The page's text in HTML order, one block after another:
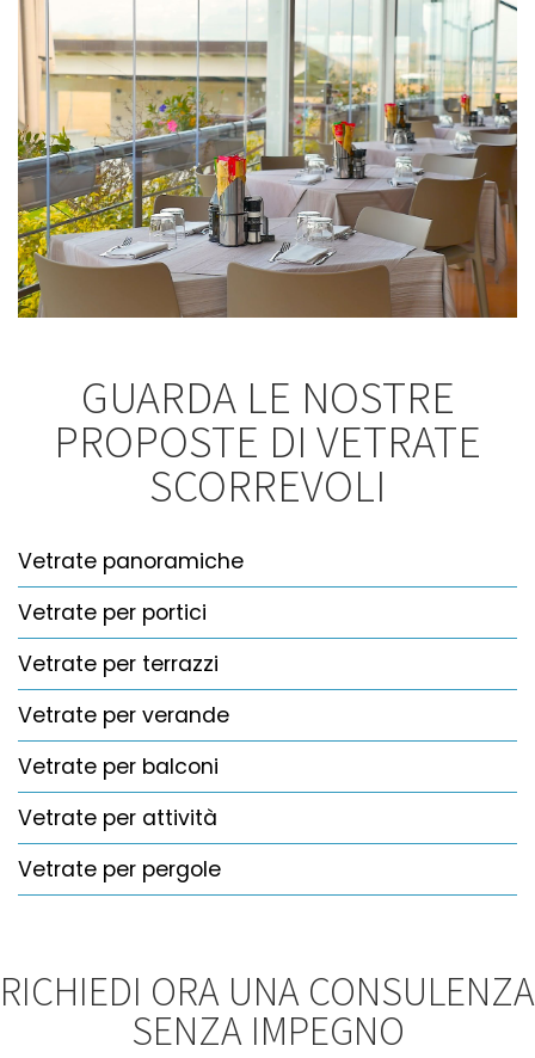
GUARDA LE NOSTRE
PROPOSTE DI VETRATE
SCORREVOLI
Vetrate panoramiche
Vetrate per portici
Vetrate per terrazzi
Vetrate per verande
Vetrate per balconi
Vetrate per attività
Vetrate per pergole
RICHIEDI ORA UNA CONSULENZA
SENZA IMPEGNO